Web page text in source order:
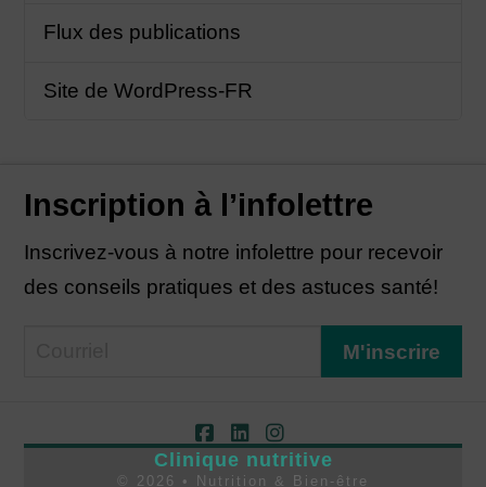
Flux des publications
Site de WordPress-FR
Inscription à l’infolettre
Inscrivez-vous à notre infolettre pour recevoir
des conseils pratiques et des astuces santé!
Facebook
LinkedIn
Instagram
Clinique nutritive
© 2026 • Nutrition & Bien-être